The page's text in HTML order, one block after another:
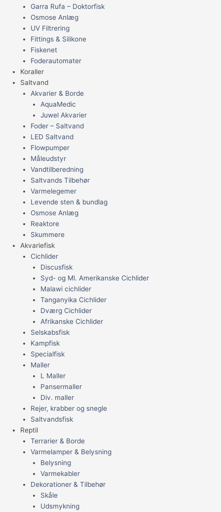
Garra Rufa – Doktorfisk
Osmose Anlæg
UV Filtrering
Fittings & Silikone
Fiskenet
Foderautomater
Koraller
Saltvand
Akvarier & Borde
AquaMedic
Juwel Akvarier
Foder – Saltvand
LED Saltvand
Flowpumper
Måleudstyr
Vandtilberedning
Saltvands Tilbehør
Varmelegemer
Levende sten & bundlag
Osmose Anlæg
Reaktore
Skummere
Akvariefisk
Cichlider
Discusfisk
Syd- og Ml. Amerikanske Cichlider
Malawi cichlider
Tanganyika Cichlider
Dværg Cichlider
Afrikanske Cichlider
Selskabsfisk
Kampfisk
Specialfisk
Maller
L Maller
Pansermaller
Div. maller
Rejer, krabber og snegle
Saltvandsfisk
Reptil
Terrarier & Borde
Varmelamper & Belysning
Belysning
Varmekabler
Dekorationer & Tilbehør
Skåle
Udsmykning